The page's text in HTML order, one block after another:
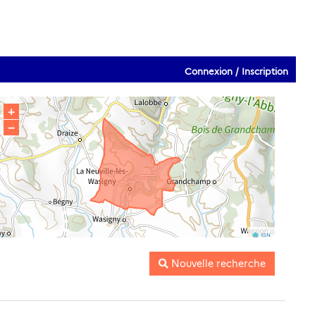
Connexion / Inscription
+
−
IGN
Nouvelle recherche